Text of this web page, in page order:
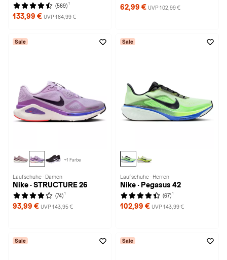
(569) 1
133,99 € UVP 164,99 €
62,99 € UVP 102,99 €
Sale
+1 Farbe
Laufschuhe · Damen
Nike · STRUCTURE 26
(74) 1
93,99 € UVP 143,95 €
Sale
Laufschuhe · Herren
Nike · Pegasus 42
(67) 1
102,99 € UVP 143,99 €
Sale Sale